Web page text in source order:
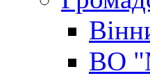
ВО